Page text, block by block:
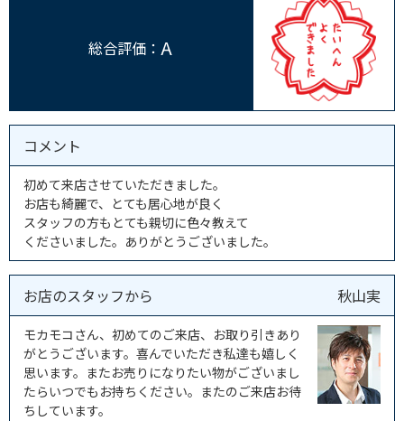
総合評価： A
コメント
初めて来店させていただきました。
お店も綺麗で、とても居心地が良く
スタッフの方もとても親切に色々教えて
くださいました。ありがとうございました。
お店のスタッフから 秋山実
モカモコさん、初めてのご来店、お取り引きあり
がとうございます。喜んでいただき私達も嬉しく
思います。またお売りになりたい物がございまし
たらいつでもお持ちください。またのご来店お待
ちしています。